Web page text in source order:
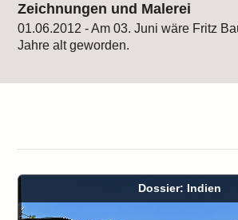
Zeichnungen und Malerei
01.06.2012 - Am 03. Juni wäre Fritz
Jahre alt geworden.
Dossier: Indien